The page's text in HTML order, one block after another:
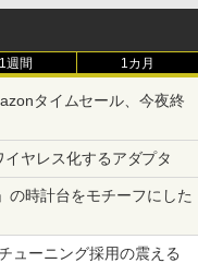
1週間 1カ月
タイムセール、今夜終
ヤレス化するアダプタ
の時計台をモチーフにした
ューニング採用の震える